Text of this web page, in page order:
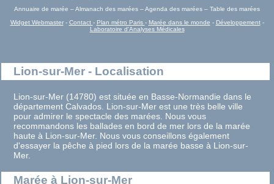
Annuaire de marée – Almanach des marées – Agenda des marées – Table des marées
Widget Webmaster- Contact - Plan métro Paris - Marée dans le monde - Développement-
Laboratoire d'Analyses Médicales
Lion-sur-Mer - Localisation
Lion-sur-Mer (14780) est située en Basse-Normandie dans le
département Calvados. Lion-sur-Mer est une très belle ville
pour admirer le spectacle des marées. Nous vous
recommandons les ballades en bord de mer lors de la marée
haute à Lion-sur-Mer. Nous vous conseillons également
d'essayer la pêche à pied lors de la marée basse à Lion-sur-
Mer.
Marée à Lion-sur-Mer